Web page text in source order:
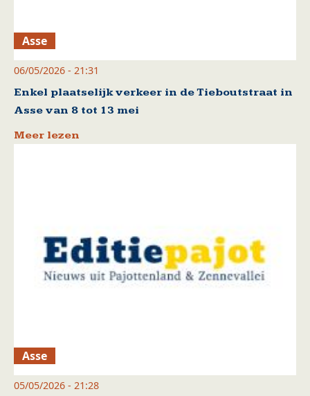
Asse
06/05/2026 - 21:31
Enkel plaatselijk verkeer in de Tieboutstraat in
Asse van 8 tot 13 mei
Meer lezen
Asse
05/05/2026 - 21:28